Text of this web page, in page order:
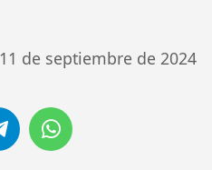
11 de septiembre de 2024